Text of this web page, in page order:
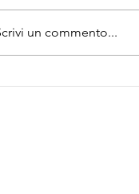
un commento...